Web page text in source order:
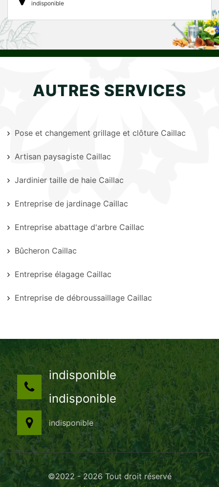
indisponible
AUTRES SERVICES
Pose et changement grillage et clôture Caillac
Artisan paysagiste Caillac
Jardinier taille de haie Caillac
Entreprise de jardinage Caillac
Entreprise abattage d'arbre Caillac
Bûcheron Caillac
Entreprise élagage Caillac
Entreprise de débroussaillage Caillac
indisponible
indisponible
indisponible
©2022 - 2026 Tout droit réservé